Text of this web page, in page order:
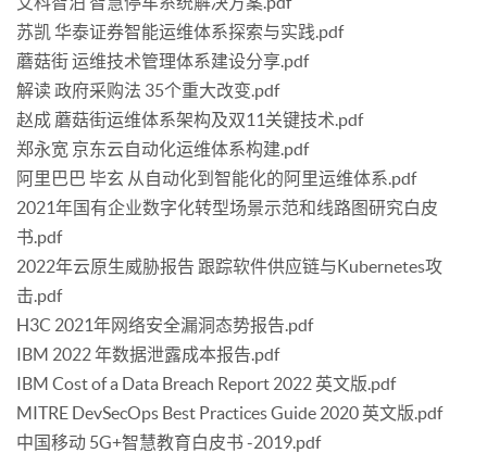
苏凯 华泰证券智能运维体系探索与实践.pdf
蘑菇街 运维技术管理体系建设分享.pdf
解读 政府采购法 35个重大改变.pdf
赵成 蘑菇街运维体系架构及双11关键技术.pdf
郑永宽 京东云自动化运维体系构建.pdf
阿里巴巴 毕玄 从自动化到智能化的阿里运维体系.pdf
2021年国有企业数字化转型场景示范和线路图研究白皮
书.pdf
2022年云原生威胁报告 跟踪软件供应链与Kubernetes攻
击.pdf
H3C 2021年网络安全漏洞态势报告.pdf
IBM 2022 年数据泄露成本报告.pdf
IBM Cost of a Data Breach Report 2022 英文版.pdf
MITRE DevSecOps Best Practices Guide 2020 英文版.pdf
中国移动 5G+智慧教育白皮书 -2019.pdf